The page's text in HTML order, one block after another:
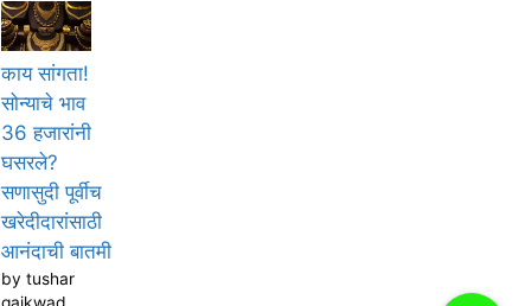
काय सांगता!
सोन्याचे भाव
36 हजारांनी
घसरले?
सणासुदी पूर्वीच
खरेदीदारांसाठी
आनंदाची बातमी
by tushar